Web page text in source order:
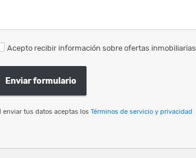
Acepto recibir información sobre ofertas inmobiliarias
Enviar formulario
enviar tus datos aceptas los Términos de servicio y privacidad